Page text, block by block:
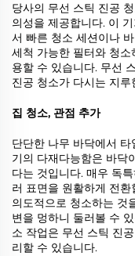
당사의 무선 스틱 진공
의성을 제공합니다. 이
서 빠른 청소 세션이나
세척 가능한 필터와 청
용할 수 있습니다. 무선
진공 청소가 다시는 지
집 청소, 관점 추가
단단한 나무 바닥에서
기의 다재다능함은 바닥
다는 것입니다. 매우 독
러 표면을 원활하게 전
의도적으로 청소하는 것
변을 멍하니 둘러볼 수
소 작업은 무선 스틱 진
리할 수 있습니다.